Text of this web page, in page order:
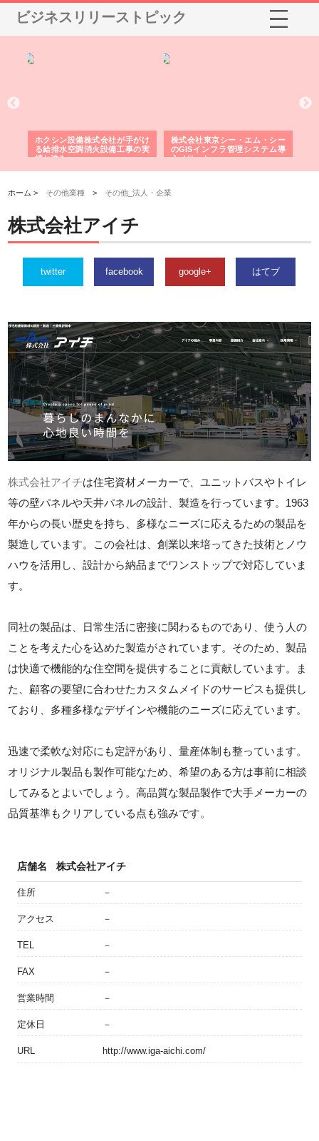
ビジネスリリーストピック
ホクシン設備株式会社が手がけ
る給排水空調消火設備工事の実
績と強み
株式会社東京シー・エム・シー
のGISインフラ管理システム導
入メリット
ホーム > その他業種 > その他_法人・企業
株式会社アイチ
twitter facebook google+ はてブ
株式会社アイチは住宅資材メーカーで、ユニットバスやトイレ
等の壁パネルや天井パネルの設計、製造を行っています。1963
年からの長い歴史を持ち、多様なニーズに応えるための製品を
製造しています。この会社は、創業以来培ってきた技術とノウ
ハウを活用し、設計から納品までワンストップで対応していま
す。
同社の製品は、日常生活に密接に関わるものであり、使う人の
ことを考えた心を込めた製造がされています。そのため、製品
は快適で機能的な住空間を提供することに貢献しています。ま
た、顧客の要望に合わせたカスタムメイドのサービスも提供し
ており、多種多様なデザインや機能のニーズに応えています。
迅速で柔軟な対応にも定評があり、量産体制も整っています。
オリジナル製品も製作可能なため、希望のある方は事前に相談
してみるとよいでしょう。高品質な製品製作で大手メーカーの
品質基準もクリアしている点も強みです。
店舗名 株式会社アイチ
住所 －
アクセス －
TEL －
FAX －
営業時間 －
定休日 －
URL http://www.iga-aichi.com/